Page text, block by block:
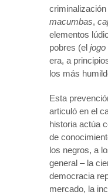
criminalización
macumbas,
elementos
pobres (el jogo
era, a
los más
Esta
articuló en el
historia actúa
de
los negros, a
general – la
democracia
mercado, la